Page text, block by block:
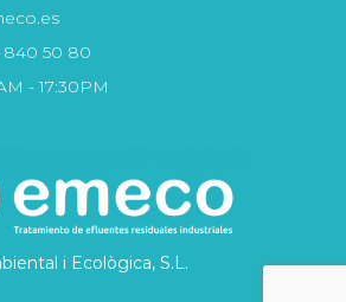
i Ecològica, S.L.
840 50 80
- 17:30PM